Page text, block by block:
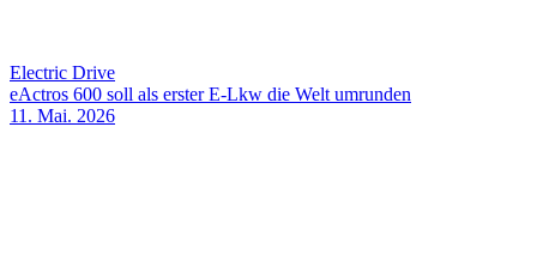
Electric Drive
eActros 600 soll als erster E-Lkw die Welt umrunden
11. Mai. 2026